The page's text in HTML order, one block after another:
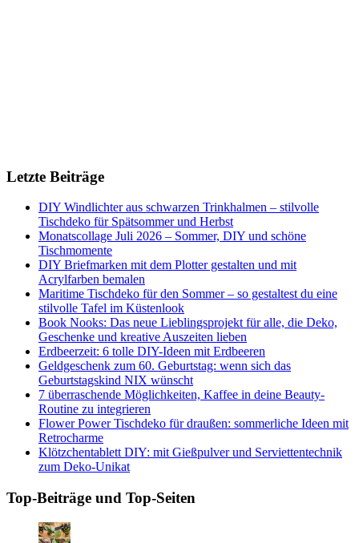
Letzte Beiträge
DIY Windlichter aus schwarzen Trinkhalmen – stilvolle
Tischdeko für Spätsommer und Herbst
Monatscollage Juli 2026 – Sommer, DIY und schöne
Tischmomente
DIY Briefmarken mit dem Plotter gestalten und mit
Acrylfarben bemalen
Maritime Tischdeko für den Sommer – so gestaltest du eine
stilvolle Tafel im Küstenlook
Book Nooks: Das neue Lieblingsprojekt für alle, die Deko,
Geschenke und kreative Auszeiten lieben
Erdbeerzeit: 6 tolle DIY-Ideen mit Erdbeeren
Geldgeschenk zum 60. Geburtstag: wenn sich das
Geburtstagskind NIX wünscht
7 überraschende Möglichkeiten, Kaffee in deine Beauty-
Routine zu integrieren
Flower Power Tischdeko für draußen: sommerliche Ideen mit
Retrocharme
Klötzchentablett DIY: mit Gießpulver und Serviettentechnik
zum Deko-Unikat
Top-Beiträge und Top-Seiten